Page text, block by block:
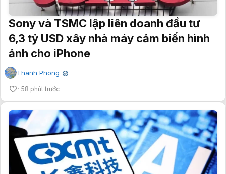
Sony và TSMC lập liên doanh đầu tư
6,3 tỷ USD xây nhà máy cảm biến hình
ảnh cho iPhone
Thanh Phong ✔
58 phút trước